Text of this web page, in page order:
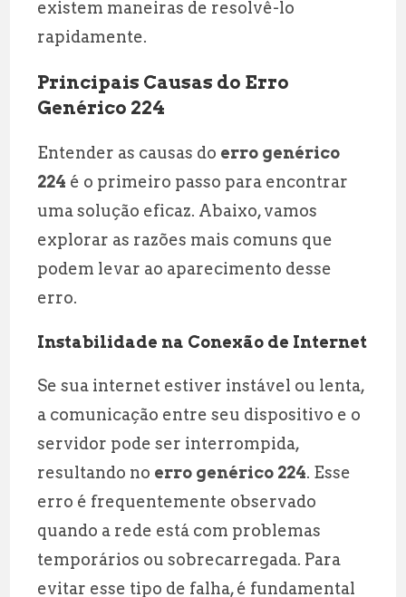
existem maneiras de resolvê-lo
rapidamente.
Principais Causas do Erro
Genérico 224
Entender as causas do erro genérico
224 é o primeiro passo para encontrar
uma solução eficaz. Abaixo, vamos
explorar as razões mais comuns que
podem levar ao aparecimento desse
erro.
Instabilidade na Conexão de Internet
Se sua internet estiver instável ou lenta,
a comunicação entre seu dispositivo e o
servidor pode ser interrompida,
resultando no erro genérico 224. Esse
erro é frequentemente observado
quando a rede está com problemas
temporários ou sobrecarregada. Para
evitar esse tipo de falha, é fundamental